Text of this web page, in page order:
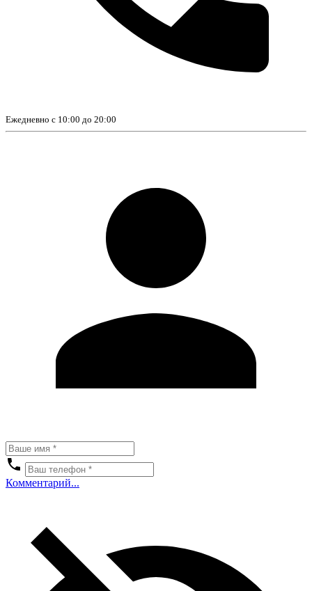
Ежедневно с 10:00 до 20:00
Комментарий...